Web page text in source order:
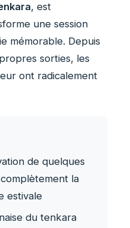
, est
une session
mémorable. Depuis
sorties, les
ont radicalement
de quelques
la
estivale
du tenkara